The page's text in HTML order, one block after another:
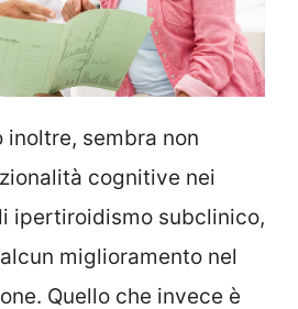
sembra non
cognitive nei
ipertiroidismo subclinico,
miglioramento nel
Quello che invece è